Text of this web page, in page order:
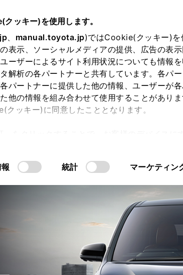
ッキー)を使用します。
、 manual.toyota.jp)ではCookie(クッキー)を
表示、ソーシャルメディアの提供、広告の表
ーザーによるサイト利用状況についても情報
解析の各パートナーと共有しています。各パ
パートナーに提供した他の情報、ユーザーが
他の情報を組み合わせて使用することがあり
ッキー)に同意したこととなります。
統計 マーケティン